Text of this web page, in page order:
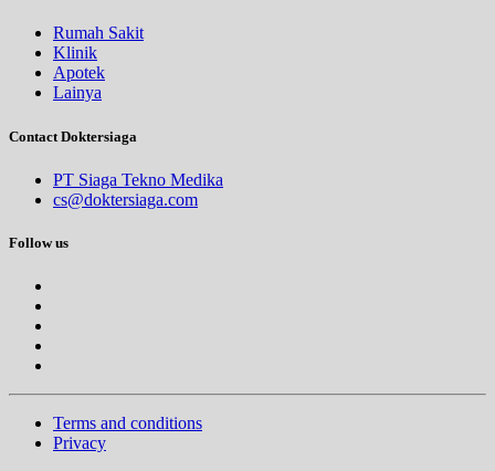
Rumah Sakit
Klinik
Apotek
Lainya
Contact Doktersiaga
PT Siaga Tekno Medika
cs@doktersiaga.com
Follow us
Terms and conditions
Privacy